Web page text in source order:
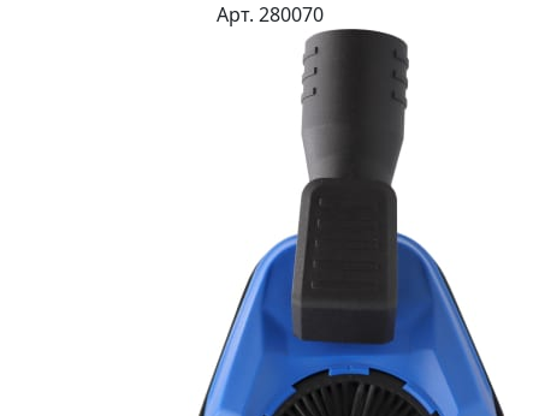
Арт. 280070